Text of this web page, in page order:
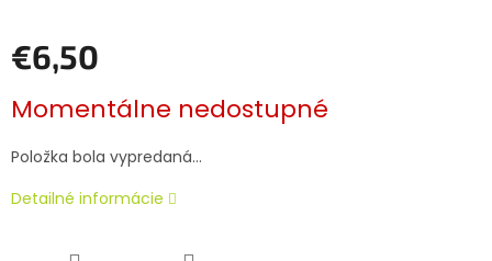
€6,50
cena:
Momentálne nedostupné
Položka bola vypredaná…
Detailné informácie